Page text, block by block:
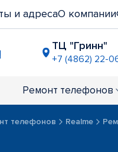
и адресаО компании
ТЦ "Гринн"
+7 (4862) 22-
+7 (4862) 22-
Ремонт телефонов
телефонов Realme